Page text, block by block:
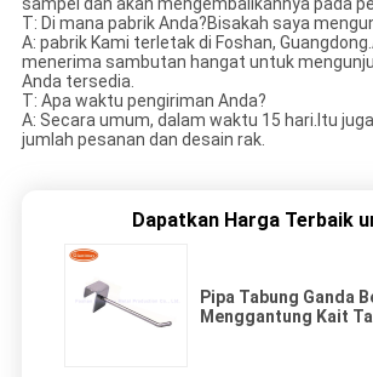
sampel dan akan mengembalikannya pada
T: Di mana pabrik Anda?Bisakah saya
A: pabrik Kami terletak di Foshan,
menerima sambutan hangat untuk
Anda tersedia.
T: Apa waktu pengiriman Anda?
A: Secara umum, dalam waktu 15 hari.Itu
jumlah pesanan dan desain rak.
Dapatkan Harga Terbaik
Pipa Tabung Ganda
Menggantung Kait